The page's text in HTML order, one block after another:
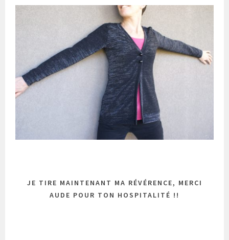
JE TIRE MAINTENANT MA RÉVÉRENCE, MERCI
AUDE POUR TON HOSPITALITÉ !!